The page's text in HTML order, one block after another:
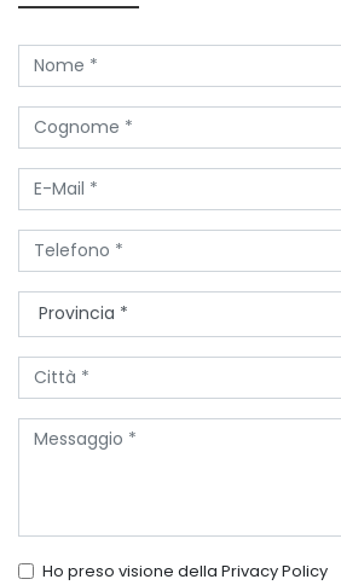
Ho preso visione della Privacy Policy